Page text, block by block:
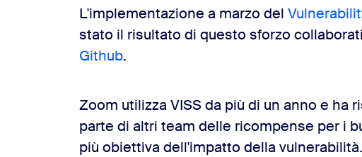
L'implementazione a marzo del
stato il risultato di questo sforzo
Github.
Zoom utilizza VISS da più di un anno e
parte di altri team delle ricompense per i
più obiettiva dell'impatto della